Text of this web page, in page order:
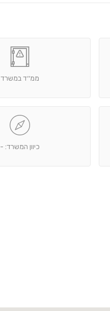
ממ׳׳ד במשרד
כיוון המשרד: -